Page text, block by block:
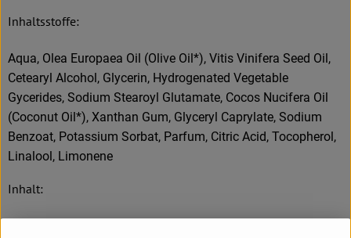
Inhaltsstoffe:
Aqua, Olea Europaea Oil (Olive Oil*), Vitis Vinifera Seed Oil,
Cetearyl Alcohol, Glycerin, Hydrogenated Vegetable
Gycerides, Sodium Stearoyl Glutamate, Cocos Nucifera Oil
(Coconut Oil*), Xanthan Gum, Glyceryl Caprylate, Sodium
Benzoat, Potassium Sorbat, Parfum, Citric Acid, Tocopherol,
Linalool, Limonene
Inhalt: